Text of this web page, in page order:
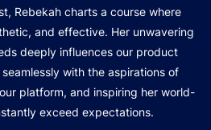
Rebekah charts a course where
and effective. Her unwavering
deeply influences our product
with the aspirations of
platform, and inspiring her world-
exceed expectations.